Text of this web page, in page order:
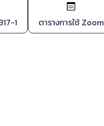
1 ตารางการใช้ Zoom